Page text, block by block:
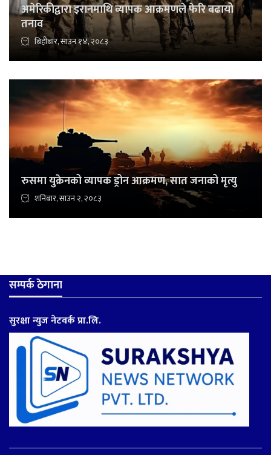
अमेरिकीद्वारा इरानमाथि व्यापक आक्रमणले फेरि बढायो
तनाव
बिहीबार, साउन १४, २०८३
रुसमा युक्रेनको व्यापक ड्रोन आक्रमण, सात जनाको मृत्यु
शनिबार, साउन २, २०८३
सम्पर्क ठेगाना
सुरक्षा न्युज नेटवर्क प्रा.लि.